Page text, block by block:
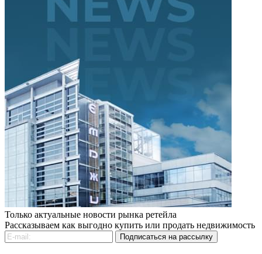
Только актуальные новости рынка ретейла
Рассказываем как выгодно купить или продать недвижимость